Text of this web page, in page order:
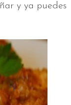
y ya puedes